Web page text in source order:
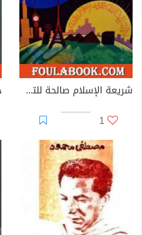
شريعة الإسلام صالحة للتطبيق في كل زمان ومكان
1